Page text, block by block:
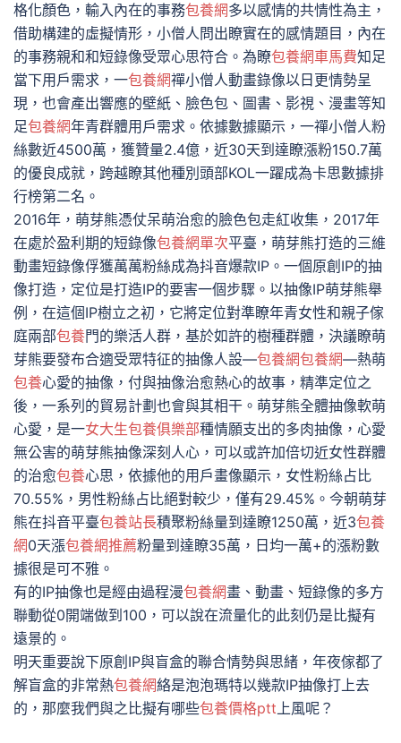
格化顏色，輸入內在的事務包養網多以感情的共情性為主，
借助構建的虛擬情形，小僧人問出瞭實在的感情題目，內在
的事務親和和短錄像受眾心思符合。為瞭包養網車馬費知足
當下用戶需求，一包養網禪小僧人動畫錄像以日更情勢呈
現，也會產出響應的壁紙、臉色包、圖書、影視、漫畫等知
足包養網年青群體用戶需求。依據數據顯示，一禪小僧人粉
絲數近4500萬，獲贊量2.4億，近30天到達瞭漲粉150.7萬
的優良成就，跨越瞭其他種別頭部KOL一躍成為卡思數據排
行榜第二名。
2016年，萌芽熊憑仗呆萌治愈的臉色包走紅收集，2017年
在處於盈利期的短錄像包養網單次平臺，萌芽熊打造的三維
動畫短錄像俘獲萬萬粉絲成為抖音爆款IP。一個原創IP的抽
像打造，定位是打造IP的要害一個步驟。以抽像IP萌芽熊舉
例，在這個IP樹立之初，它將定位對準瞭年青女性和親子傢
庭兩部包養門的樂活人群，基於如許的樹種群體，決議瞭萌
芽熊要發布合適受眾特征的抽像人設—包養網包養網—熱萌
包養心愛的抽像，付與抽像治愈熱心的故事，精準定位之
後，一系列的貿易計劃也會與其相干。萌芽熊全體抽像軟萌
心愛，是一女大生包養俱樂部種情願支出的多肉抽像，心愛
無公害的萌芽熊抽像深刻人心，可以或許加倍切近女性群體
的治愈包養心思，依據他的用戶畫像顯示，女性粉絲占比
70.55%，男性粉絲占比絕對較少，僅有29.45%。今朝萌芽
熊在抖音平臺包養站長積聚粉絲量到達瞭1250萬，近3包養
網0天漲包養網推薦粉量到達瞭35萬，日均一萬+的漲粉數
據很是可不雅。
有的IP抽像也是經由過程漫包養網畫、動畫、短錄像的多方
聯動從0開端做到100，可以說在流量化的此刻仍是比擬有
遠景的。
明天重要說下原創IP與盲盒的聯合情勢與思緒，年夜傢都了
解盲盒的非常熱包養網絡是泡泡瑪特以幾款IP抽像打上去
的，那麼我們與之比擬有哪些包養價格ptt上風呢？